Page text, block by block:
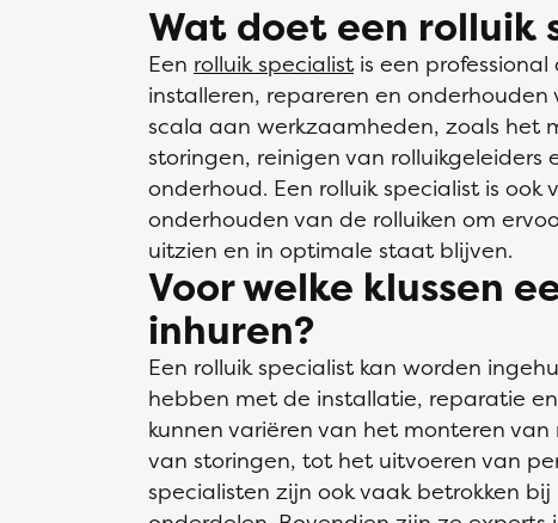
Wat doet een rolluik
Een rolluik specialist is een
installeren, repareren en
scala aan werkzaamheden, zoals het
storingen, reinigen van
onderhoud. Een rolluik specialist is
onderhouden van de rolluiken om
uitzien en in optimale staat blijven.
Voor welke klussen
inhuren?
Een rolluik specialist kan worden
hebben met de installatie, reparatie
kunnen variëren van het monteren
van storingen, tot het uitvoeren van
specialisten zijn ook vaak betrokken